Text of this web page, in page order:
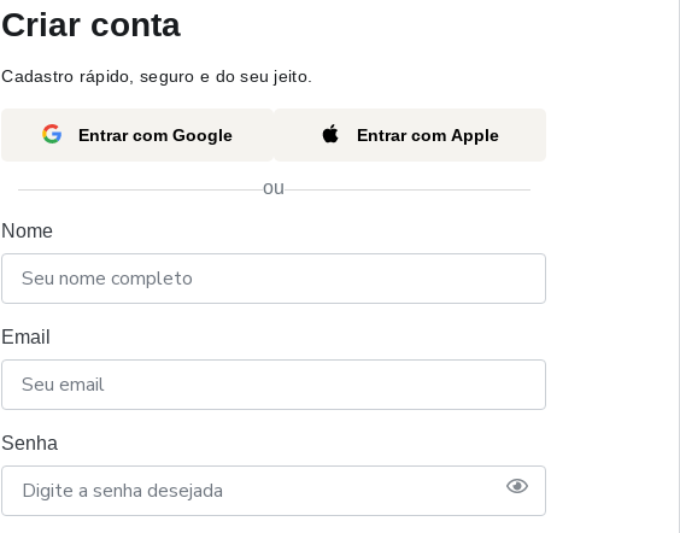
Criar conta
Cadastro rápido, seguro e do seu jeito.
Entrar com Google Entrar com Apple
ou
Nome
Email
Senha